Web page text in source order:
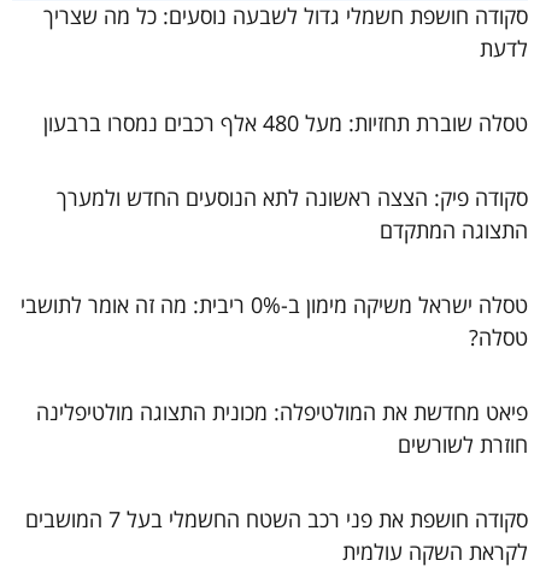
סקודה חושפת חשמלי גדול לשבעה נוסעים: כל מה שצריך
לדעת
טסלה שוברת תחזיות: מעל 480 אלף רכבים נמסרו ברבעון
סקודה פיק: הצצה ראשונה לתא הנוסעים החדש ולמערך
התצוגה המתקדם
טסלה ישראל משיקה מימון ב-0% ריבית: מה זה אומר לתושבי
טסלה?
פיאט מחדשת את המולטיפלה: מכונית התצוגה מולטיפלינה
חוזרת לשורשים
סקודה חושפת את פני רכב השטח החשמלי בעל 7 המושבים
לקראת השקה עולמית